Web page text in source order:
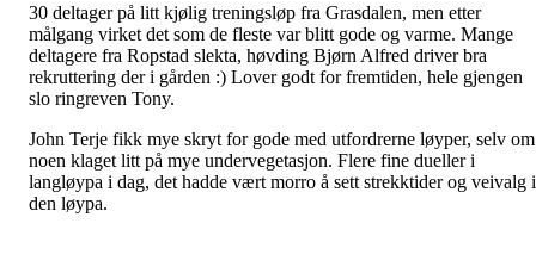
30 deltager på litt kjølig treningsløp fra Grasdalen, men etter
målgang virket det som de fleste var blitt gode og varme. Mange
deltagere fra Ropstad slekta, høvding Bjørn Alfred driver bra
rekruttering der i gården :) Lover godt for fremtiden, hele gjengen
slo ringreven Tony.
John Terje fikk mye skryt for gode med utfordrerne løyper, selv om
noen klaget litt på mye undervegetasjon. Flere fine dueller i
langløypa i dag, det hadde vært morro å sett strekktider og veivalg i
den løypa.